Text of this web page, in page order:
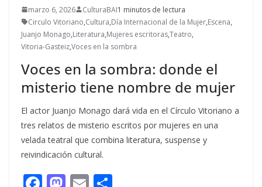
marzo 6, 2026 CulturaBAI1 minutos de lectura
Circulo Vitoriano,Cultura,Día Internacional de la Mujer,Escena,
Juanjo Monago,Literatura,Mujeres escritoras,Teatro,
Vitoria-Gasteiz,Voces en la sombra
Voces en la sombra: donde el
misterio tiene nombre de mujer
El actor Juanjo Monago dará vida en el Círculo Vitoriano a
tres relatos de misterio escritos por mujeres en una
velada teatral que combina literatura, suspense y
reivindicación cultural.